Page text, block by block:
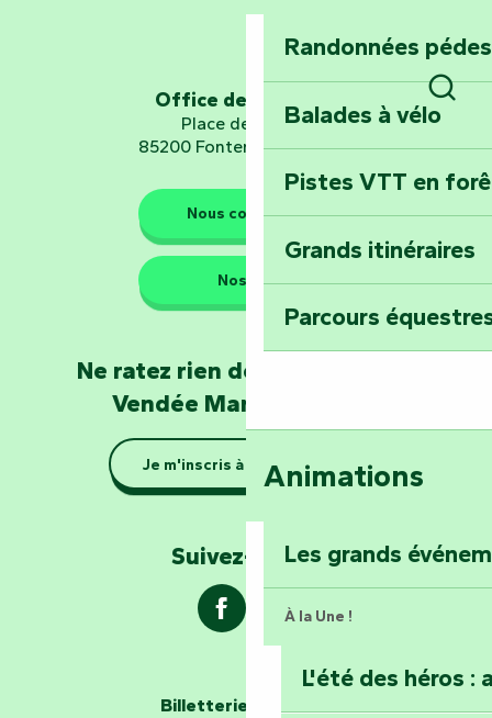
Explorez
d’orientation «
Les gardiens de la nature
Se la couler
barque dans le
Explorez la
Les passeurs d'histoires
Randonnées
Balades à vélo
Pistes VTT en
Grands itinéraires
Parcours
Animations
Les grands
À la Une !
L'été des héros :
Office de tourisme
Place de Verdun
85200 Fontenay-le-Comte
Nous contacter
Nos QG
Ne ratez rien de l'actualité en
Vendée Marais Poitevin
Je m'inscris à la newsletter
Suivez-nous !
Billetterie en ligne